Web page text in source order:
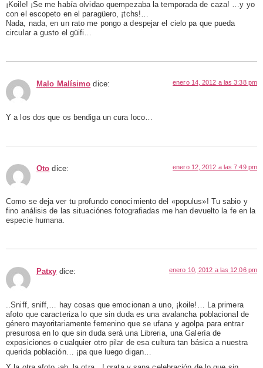
¡Koile! ¡Se me había olvidao quempezaba la temporada de caza! …y yo
con el escopeto en el paragüero, ¡tchs!…
Nada, nada, en un rato me pongo a despejar el cielo pa que pueda
circular a gusto el güifi…
Malo Malísimo dice: enero 14, 2012 a las 3:38 pm
Y a los dos que os bendiga un cura loco…
Oto dice: enero 12, 2012 a las 7:49 pm
Como se deja ver tu profundo conocimiento del «populus»! Tu sabio y
fino análisis de las situaciónes fotografiadas me han devuelto la fe en la
especie humana.
Patxy dice: enero 10, 2012 a las 12:06 pm
..Sniff, sniff,… hay cosas que emocionan a uno, ¡koile!… La primera
afoto que caracteriza lo que sin duda es una avalancha poblacional de
género mayoritariamente femenino que se ufana y agolpa para entrar
presurosa en lo que sin duda será una Libreria, una Galería de
exposiciones o cualquier otro pilar de esa cultura tan básica a nuestra
querida población… ¡pa que luego digan…